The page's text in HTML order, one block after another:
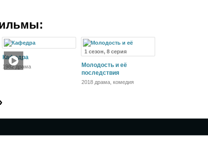
Кафедра
1982 драма
1 сезон, 8 серия
Молодость и её
последствия
2018 драма, комедия